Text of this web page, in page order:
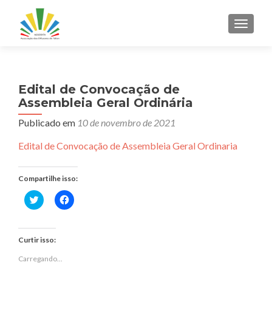
Edital de Convocação de
Assembleia Geral Ordinária
Publicado em 10 de novembro de 2021
Edital de Convocação de Assembleia Geral Ordinaria
Compartilhe isso:
Clique
para
Twitter(abre
em
nova
janela)
Clique
para
Curtir isso:
Carregando...